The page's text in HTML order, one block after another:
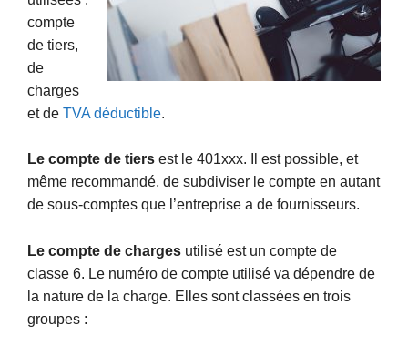
compte
de tiers,
de
charges
et de TVA déductible.
Le compte de tiers est le 401xxx. Il est possible, et
même recommandé, de subdiviser le compte en autant
de sous-comptes que l’entreprise a de fournisseurs.
Le compte de charges utilisé est un compte de
classe 6. Le numéro de compte utilisé va dépendre de
la nature de la charge. Elles sont classées en trois
groupes :